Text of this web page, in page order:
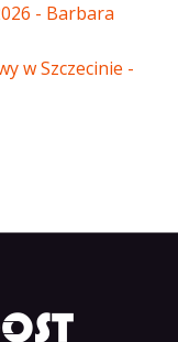
- Barbara
w Szczecinie -